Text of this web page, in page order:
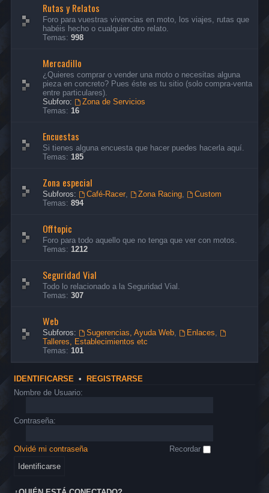
Rutas y Relatos
Foro para vuestras vivencias en moto, los viajes, rutas que
habéis hecho o cualquier otro relato.
Temas: 998
Mercadillo
¿Quieres comprar o vender una moto o necesitas alguna
pieza en concreto? Pues éste es tu sitio (solo compra-venta
entre particulares).
Subforo:
Zona de Servicios
Temas: 16
Encuestas
Si tienes alguna encuesta que hacer puedes hacerla aquí.
Temas: 185
Zona especial
Subforos: Café-Racer, Zona Racing,
Custom
Temas: 894
Offtopic
Foro para todo aquello que no tenga que ver con motos.
Temas: 1212
Seguridad Vial
Todo lo relacionado a la Seguridad Vial.
Temas: 307
Web
Subforos: Sugerencias, Ayuda Web, Enlaces,
Talleres, Establecimientos etc
Temas: 101
IDENTIFICARSE • REGISTRARSE
Nombre de Usuario:
Contraseña:
Olvidé mi contraseña Recordar